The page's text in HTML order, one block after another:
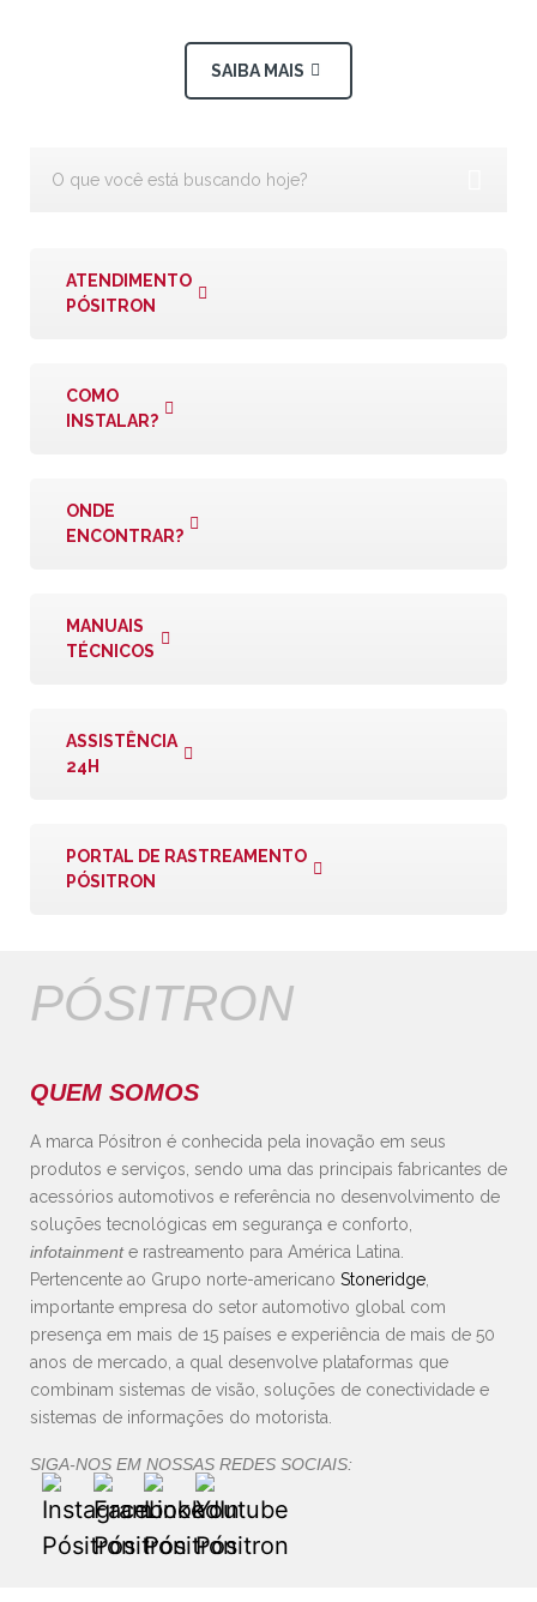
SAIBA MAIS
ATENDIMENTO
PÓSITRON
COMO
INSTALAR?
ONDE
ENCONTRAR?
MANUAIS
TÉCNICOS
ASSISTÊNCIA
24H
PORTAL DE RASTREAMENTO
PÓSITRON
PÓSITRON
QUEM SOMOS
A marca Pósitron é conhecida pela inovação em seus
produtos e serviços, sendo uma das principais fabricantes de
acessórios automotivos e referência no desenvolvimento de
soluções tecnológicas em segurança e conforto,
infotainmente rastreamento para América Latina.
Pertencente ao Grupo norte-americano Stoneridge
importante empresa do setor automotivo global com
presença em mais de 15 países e experiência de mais de 50
anos de mercado, a qual desenvolve plataformas que
combinam sistemas de visão, soluções de conectividade e
sistemas de informações do motorista.
SIGA-NOS EM NOSSAS REDES SOCIAIS: